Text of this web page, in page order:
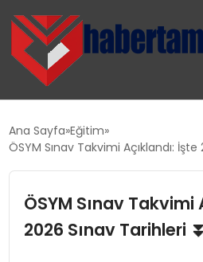
SPOR
Ana Sayfa Eğitim
ÖSYM Sınav Takvimi Açıklandı:
ÖSYM Sınav Takvimi
2026 Sınav Tarihleri